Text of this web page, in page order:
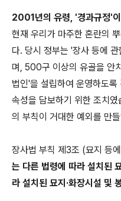
2001년의 유령, '경과규정'
현재 우리가 마주한 혼란의
다. 당시 정부는 '장사 등에
며, 500구 이상의 유골을 안
법인'을 설립하여 운영하도록
속성을 담보하기 위한 조치
의 부칙이 거대한 예외를 만
장사법 부칙 제3조 (묘지 등
는 다른 법령에 따라 설치된
라 설치된 묘지·화장시설 및